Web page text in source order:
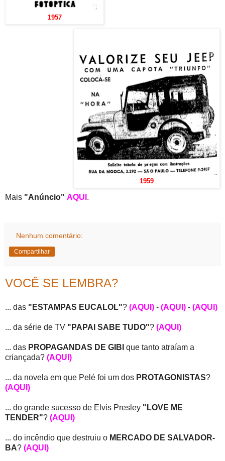
1957
1959
Mais "Anúncio" AQUI .
Nenhum comentário:
Compartilhar
VOCÊ SE LEMBRA?
... das "ESTAMPAS EUCALOL"? (AQUI) - (AQUI) - (AQUI)
... da série de TV "PAPAI SABE TUDO"? (AQUI)
... das PROPAGANDAS DE GIBI que tanto atraíam a
criançada? (AQUI)
... da novela em que Pelé foi um dos PROTAGONISTAS?
(AQUI)
... do grande sucesso de Elvis Presley "LOVE ME
TENDER"? (AQUI)
... do incêndio que destruiu o MERCADO DE SALVADOR-
BA? (AQUI)